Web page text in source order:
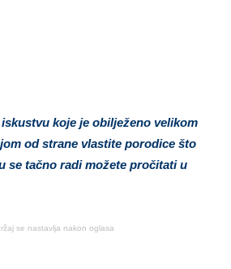
koje je obilježeno velikom
od strane vlastite porodice što
se tačno radi možete pročitati u
se nastavlja nakon oglasa